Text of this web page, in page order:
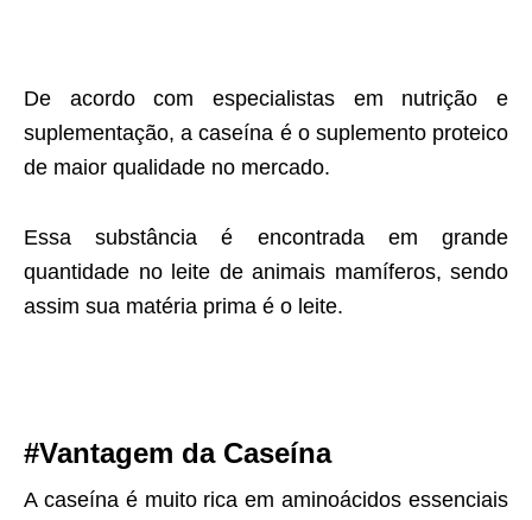
De acordo com especialistas em nutrição e
suplementação, a caseína é o suplemento proteico
de maior qualidade no mercado.
Essa substância é encontrada em grande
quantidade no leite de animais mamíferos, sendo
assim sua matéria prima é o leite.
#Vantagem da Caseína
A caseína é muito rica em aminoácidos essenciais